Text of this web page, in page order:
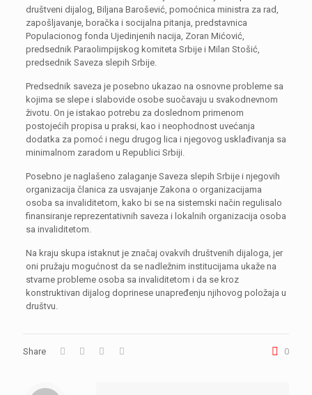
društveni dijalog, Biljana Barošević, pomoćnica ministra za rad,
zapošljavanje, boračka i socijalna pitanja, predstavnica
Populacionog fonda Ujedinjenih nacija, Zoran Mićović,
predsednik Paraolimpijskog komiteta Srbije i Milan Stošić,
predsednik Saveza slepih Srbije.
Predsednik saveza je posebno ukazao na osnovne probleme sa
kojima se slepe i slabovide osobe suočavaju u svakodnevnom
životu. On je istakao potrebu za doslednom primenom
postojećih propisa u praksi, kao i neophodnost uvećanja
dodatka za pomoć i negu drugog lica i njegovog usklađivanja sa
minimalnom zaradom u Republici Srbiji.
Posebno je naglašeno zalaganje Saveza slepih Srbije i njegovih
organizacija članica za usvajanje Zakona o organizacijama
osoba sa invaliditetom, kako bi se na sistemski način regulisalo
finansiranje reprezentativnih saveza i lokalnih organizacija osoba
sa invaliditetom.
Na kraju skupa istaknut je značaj ovakvih društvenih dijaloga, jer
oni pružaju mogućnost da se nadležnim institucijama ukaže na
stvarne probleme osoba sa invaliditetom i da se kroz
konstruktivan dijalog doprinese unapređenju njihovog položaja u
društvu.
Share 0